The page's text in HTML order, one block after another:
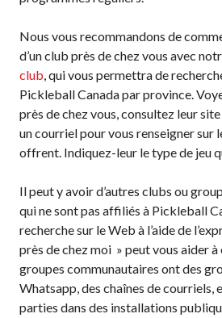
Nous vous recommandons de
d’un club près de chez vous avec
club, qui vous permettra de
Pickleball Canada par province.
près de chez vous, consultez leur
un courriel pour vous renseigner sur
offrent. Indiquez-leur le type de jeu
Il peut y avoir d’autres clubs ou
qui ne sont pas affiliés à Pickleball
recherche sur le Web à l’aide de
près de chez moi » peut vous aider
groupes communautaires ont des
Whatsapp, des chaînes de courriels,
parties dans des installations